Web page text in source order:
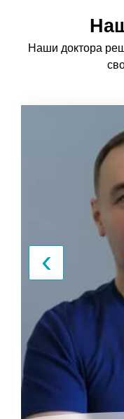
Наши доктора
‹